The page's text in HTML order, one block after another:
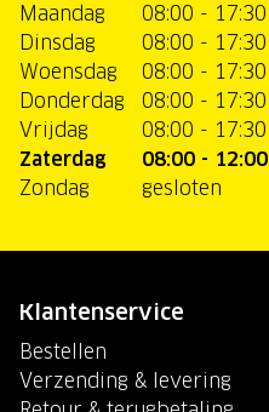
Maandag
08:00 - 17:30
Dinsdag
08:00 - 17:30
Woensdag
08:00 - 17:30
Donderdag
08:00 - 17:30
Vrijdag
08:00 - 17:30
Zaterdag
08:00 - 12:00
Zondag
gesloten
Klantenservice
Bestellen
Verzending & levering